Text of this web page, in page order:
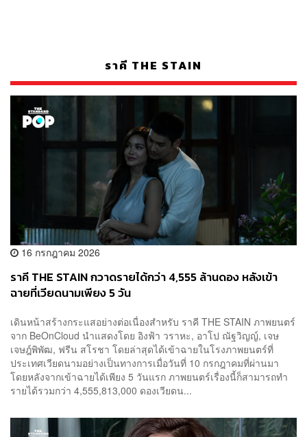
ราคี THE STAIN
16 กรกฎาคม 2026
ราคี THE STAIN กวาดรายได้กว่า 4,555 ล้านดอง หลังเข้า
ฉายที่เวียดนามเพียง 5 วัน
เดินหน้าสร้างกระแสอย่างต่อเนื่องสำหรับ ราคี THE STAIN ภาพยนตร์
จาก BeOnCloud นำแสดงโดย อิงฟ้า วราหะ, อาโป ณัฐวิญญ์, เจษ
เจษฎ์พิพัฒ, ฟรีน สโรชา โดยล่าสุดได้เข้าฉายในโรงภาพยนตร์ที่
ประเทศเวียดนามอย่างเป็นทางการเมื่อวันที่ 10 กรกฎาคมที่ผ่านมา
โดยหลังจากเข้าฉายได้เพียง 5 วันแรก ภาพยนตร์เรื่องนี้ก็สามารถทำ
รายได้รวมกว่า 4,555,813,000 ดองเวียดน...